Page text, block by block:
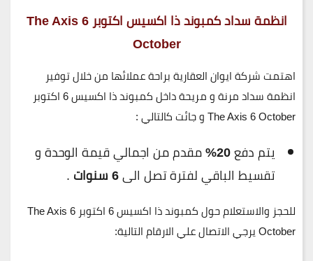
انظمة سداد كمبوند ذا اكسيس اكتوبر The Axis 6
October
اهتمت شركة ايوان العقارية براحة عملائها من خلال توفير
انظمة سداد مرنة و مريحة داخل كمبوند ذا اكسيس 6 اكتوبر
The Axis 6 October و جائت كالتالي :
يتم دفع20%
مقدم من اجمالي قيمة الوحدة و
تقسيط الباقي لفترة تصل الى6 سنوات .
للحجز والاستعلام حول كمبوند ذا اكسيس 6 اكتوبر The Axis 6
October يرجي الاتصال علي الارقام التالية
: